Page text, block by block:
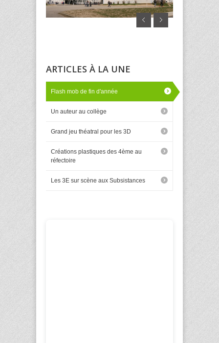
ARTICLES À LA UNE
Flash mob de fin d'année
Un auteur au collège
Grand jeu théatral pour les 3D
Créations plastiques des 4ème au
réfectoire
Les 3E sur scène aux Subsistances